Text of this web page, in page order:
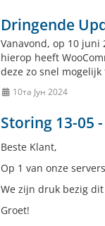
Dringende
Vanavond, op 10 juni
hierop heeft
deze zo snel
10та Јун 2024
Storing 13-05
Beste Klant,
Op 1 van onze
We zijn druk bezig
Groet!